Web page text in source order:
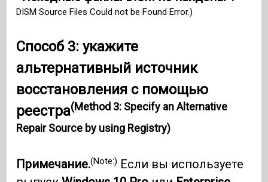
DISM Source Files Could not be Found Error.)
Способ 3: укажите
альтернативный источник
восстановления с помощью
реестра(Method 3: Specify an Alternative
Repair Source by using Registry)
Примечание.(Note:) Если вы используете